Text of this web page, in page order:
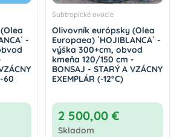
-
60
Subtropické ovocie
Olivovník európsky (Olea
Europaea) ´HOJIBLANCA´ -
výška 300+cm, obvod
kmeňa 120/150 cm -
BONSAJ - STARÝ A VZÁCNY
EXEMPLÁR (-12°C)
2 500,00 €
Skladom